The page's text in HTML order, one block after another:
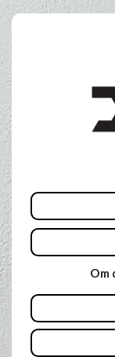
Gå direkt till
Hoppa vidare
Om